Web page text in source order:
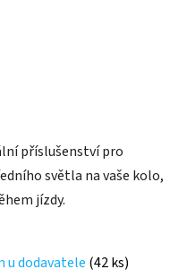
příslušenství pro
světla na vaše kolo,
jízdy.
u dodavatele (42 ks)